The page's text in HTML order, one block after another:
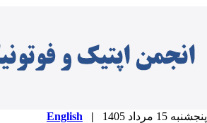
15 مرداد 1405 |
English